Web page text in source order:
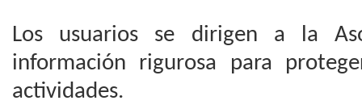
Los usuarios se dirigen a la
información rigurosa para
actividades.